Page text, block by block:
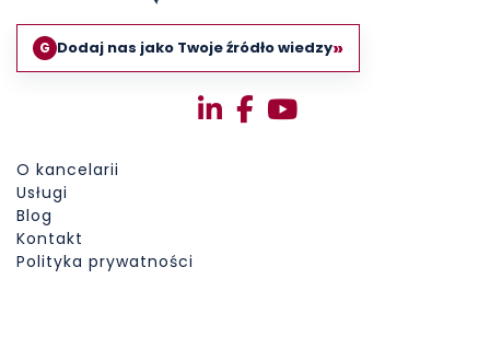
G Dodaj nas jako Twoje źródło wiedzy»
O kancelarii
Usługi
Blog
Kontakt
Polityka prywatności